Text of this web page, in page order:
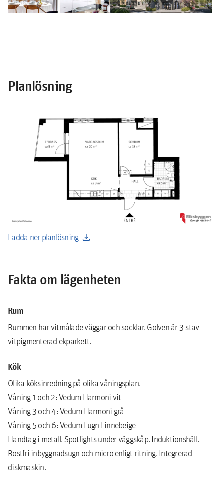
Planlösning
Ladda ner planlösning download
Fakta om lägenheten
Rum
Rummen har vitmålade väggar och socklar. Golven är 3-stav
vitpigmenterad ekparkett.
Kök
Olika köksinredning på olika våningsplan.
Våning 1 och 2: Vedum Harmoni vit
Våning 3 och 4: Vedum Harmoni grå
Våning 5 och 6: Vedum Lugn Linnebeige
Handtag i metall. Spotlights under väggskåp. Induktionshäll.
Rostfri inbyggnadsugn och micro enligt ritning. Integrerad
diskmaskin.